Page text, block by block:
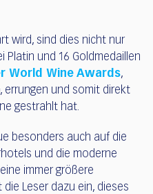
wird, sind dies nicht nur
Platin und 16 Goldmedaillen
World Wine Awards,
errungen und somit direkt
gestrahlt hat.
besonders auch auf die
und die moderne
immer größere
Leser dazu ein, dieses